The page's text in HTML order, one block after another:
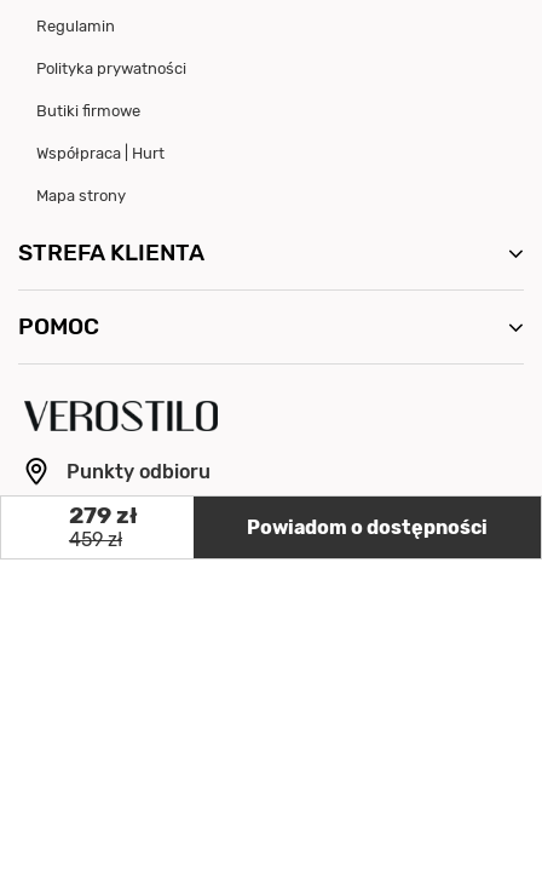
Regulamin
Polityka prywatności
Butiki firmowe
Współpraca | Hurt
Mapa strony
STREFA KLIENTA
POMOC
Punkty odbioru
info@verostilo.com
+48 500 064 154
279 zł
459 zł Powiadom o dostępności